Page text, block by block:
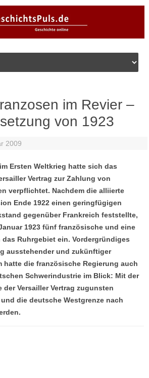
im Revier –
von 1923
2009
Ersten Weltkrieg hatte sich das
Vertrag zur Zahlung von
verpflichtet. Nachdem die alliierte
Ende 1922 einen geringfügigen
gegenüber Frankreich feststellte,
1923 fünf französische und eine
Ruhrgebiet ein. Vordergründiges
ausstehender und zukünftiger
hatte die französische Regierung auch
Schwerindustrie im Blick: Mit der
Versailler Vertrag zugunsten
die deutsche Westgrenze nach